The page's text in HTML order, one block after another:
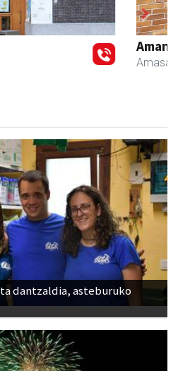
Next
dantzaldia, asteburuko